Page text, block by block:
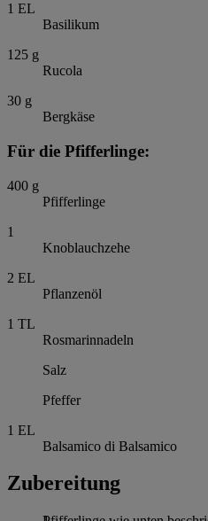
1 EL
Basilikum
125 g
Rucola
30 g
Bergkäse
Für die Pfifferlinge:
400 g
Pfifferlinge
1
Knoblauchzehe
2 EL
Pflanzenöl
1 TL
Rosmarinnadeln
Salz
Pfeffer
1 EL
Balsamico di Balsamico
Zubereitung